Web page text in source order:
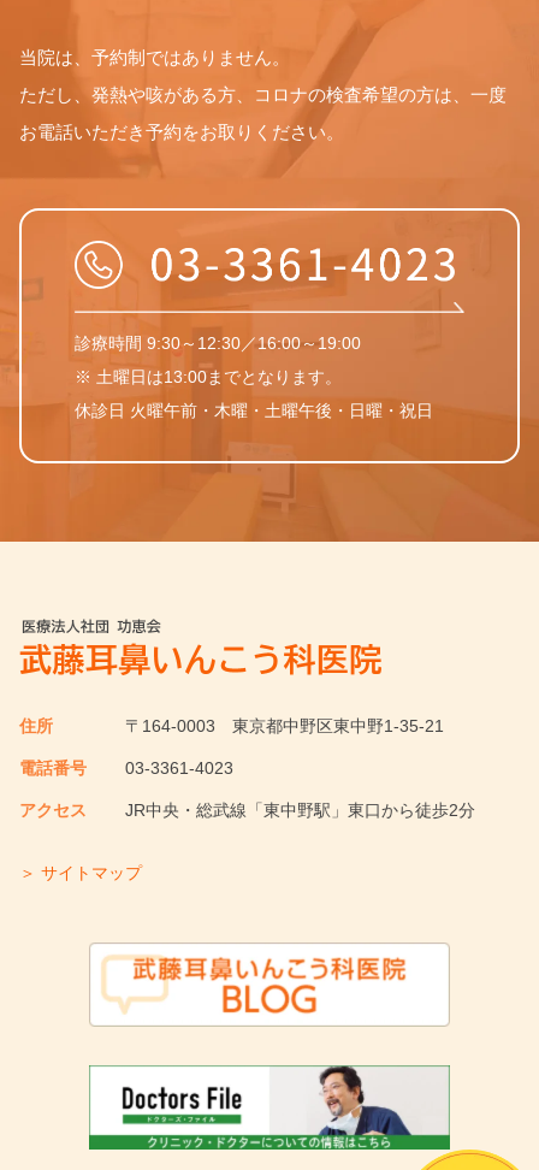
当院は、予約制ではありません。
ただし、発熱や咳がある方、コロナの検査希望の方は、一度
お電話いただき予約をお取りください。
診療時間 9:30～12:30／16:00～19:00
※ 土曜日は13:00までとなります。
休診日 火曜午前・木曜・土曜午後・日曜・祝日
住所 〒164-0003 東京都中野区東中野1-35-21
電話番号 03-3361-4023
アクセス JR中央・総武線「東中野駅」東口から徒歩2分
＞ サイトマップ